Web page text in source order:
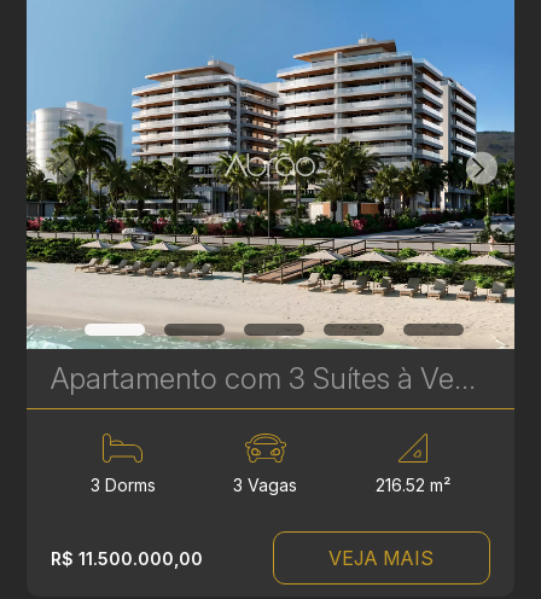
Apartamento com 3 Suítes à Venda no Brava Beach Reserva - 216 m² - Praia Brava – Itajaí | Ref. 1735
3 Dorms 3 Vagas 216.52 m²
R$ 11.500.000,00 VEJA MAIS